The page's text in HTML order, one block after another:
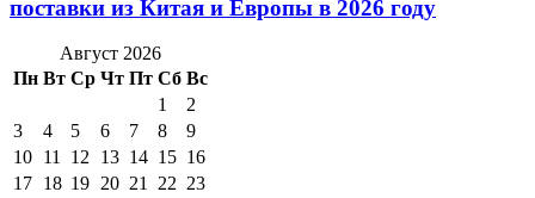
поставки из Китая и Европы в 2026 году
Август 2026
Пн Вт Ср Чт Пт Сб Вс
1
2
3
4 5 6 7 8
9
10 11 12 13 14 15 16
17 18 19 20 21 22 23